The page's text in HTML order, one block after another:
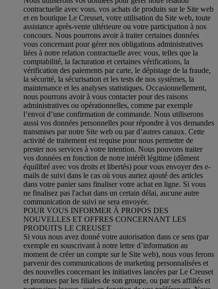
contractuelle avec vous, vos achats de produits sur le Site web
et en boutique Le Creuset, votre utilisation du Site web, toute
assistance après-vente ultérieure ou votre participation à nos
concours. Nous pourrons avoir à traiter certaines données
vous concernant pour gérer nos obligations administratives
liées à notre relation contractuelle avec vous, telles que la
comptabilité, la facturation et certaines vérifications, la
vérification des paiements par carte, le dépistage de la fraude,
la sécurité, la sécurisation et les tests de nos systèmes, la
maintenance et les analyses statistiques. Occasionnellement,
nous pourrons avoir à vous contacter pour des raisons
administratives ou opérationnelles, comme par exemple
l’envoi d’une confirmation de commande. Nous utiliserons
aussi vos données personnelles pour répondre à vos demandes
transmises par notre Site web ou par d’autres canaux. Cette
activité de traitement est requise pour nous permettre de
prester nos services à votre intention. Nous pouvons traiter
vos données en fonction de notre intérêt légitime (dûment
équilibré avec vos droits et libertés) pour vous envoyer des e-
mails de suivi dans le cas où vous auriez ajouté des articles
dans votre panier sans finaliser votre achat en ligne. Si vous
ne finalisez pas l'achat dans un certain délai, aucune autre
communication de suivi ne sera envoyée.
POUR VOUS INFORMER À PROPOS DES
NOUVELLES ET OFFRES CONCERNANT LES
PRODUITS LE CREUSET
Si vous nous avez donné votre autorisation dans ce sens (par
exemple en souscrivant à notre lettre d’information au
moment de créer un compte sur le Site web), nous vous ferons
parvenir des communications de marketing personnalisées et
des nouvelles concernant les initiatives lancées par Le Creuset
et promues par les filiales de son groupe, ou par ses affiliés et